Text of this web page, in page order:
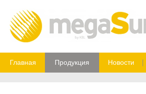
Главная Продукция Новости